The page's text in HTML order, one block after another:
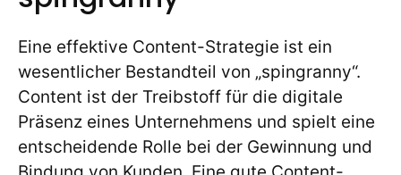
Eine effektive Content-Strategie ist ein
wesentlicher Bestandteil von „spingranny“.
Content ist der Treibstoff für die digitale
Präsenz eines Unternehmens und spielt eine
entscheidende Rolle bei der Gewinnung und